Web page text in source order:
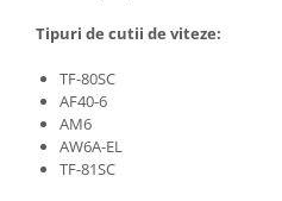
Tipuri de cutii de viteze:
TF-80SC
AF40-6
AM6
AW6A-EL
TF-81SC